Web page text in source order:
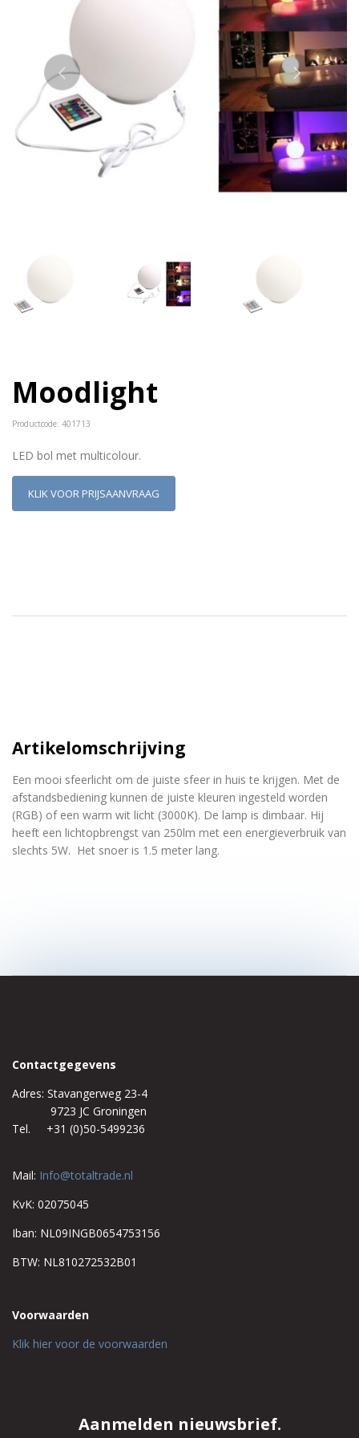
Moodlight
Productcode: 401713
LED bol met multicolour.
KLIK VOOR PRIJSAANVRAAG
Artikelomschrijving
Een mooi sfeerlicht om de juiste sfeer in huis te krijgen. Met de
afstandsbediening kunnen de juiste kleuren ingesteld worden
(RGB) of een warm wit licht (3000K). De lamp is dimbaar. Hij
heeft een lichtopbrengst van 250lm met een energieverbruik van
slechts 5W. Het snoer is 1.5 meter lang.
Contactgegevens
Adres: Stavangerweg 23-4
9723 JC Groningen
Tel. +31 (0)50-5499236
Mail: Info@totaltrade.nl
KvK: 02075045
Iban: NL09INGB0654753156
BTW: NL810272532B01
Voorwaarden
Klik hier voor de voorwaarden
Aanmelden nieuwsbrief.